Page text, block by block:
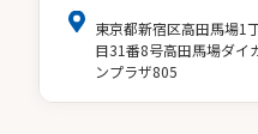
東京都新宿区高田馬場1
目31番8号高田馬場ダイ
ンプラザ805